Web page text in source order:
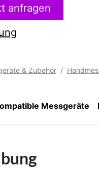
anfragen
& Zubehör
Messgeräte